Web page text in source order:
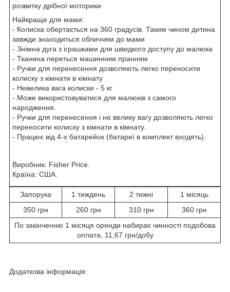
розвитку дрібної моторики
Найкраще для мами:
- Колиска обертається на 360 градусів. Таким чином дитина
завжди знаходиться обличчям до мами
- Знімна дуга з іграшками для швидкого доступу до малюка
- Тканина переться машинним пранням
- Ручки для перенесення дозволяють легко переносити
колиску з кімнати в кімнату
- Невелика вага колиски - 5 кг
- Може використовуватися для малюків з самого
народження.
- Ручки для перенесення і не велику вагу дозволяють легко
переносити колиску з кімнати в кімнату.
- Працює від 4-х батарейок (батареї в комплект входять).
Виробник: Fisher Price.
Країна: США.
Запорука 1 тиждень 2 тижні
1 місяць
350 грн
260 грн 310 грн
360 грн
По закінченню 1 місяця оренди набирає чинності подобова
оплата, 11,67 грн/добу
Додаткова інформація: